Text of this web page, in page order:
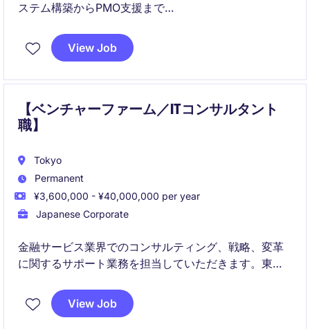
ステム構築からPMO支援まで
幅広くサービスを提供していただきます。
View Job
【ベンチャーファーム／ITコンサルタント
職】
Tokyo
Permanent
¥3,600,000 - ¥40,000,000 per year
Japanese Corporate
金融サービス業界でのコンサルティング、戦略、変革
に関するサポート業務を担当していただきます。東京
リューションを提供する役割です。
View Job